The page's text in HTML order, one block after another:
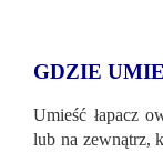
GDZIE
Umieść łapacz
lub na zewnątrz,